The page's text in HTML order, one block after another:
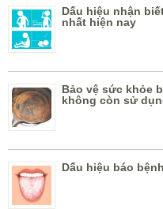
Dấu hiệu nhận
nhất hiện nay
Bảo vệ sức khỏe
không còn sử
Dấu hiệu báo